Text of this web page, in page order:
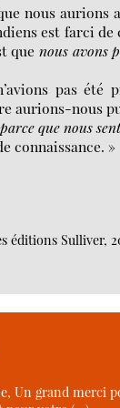
nous aurions
est farci
que nous avons
pas été
aurions-nous
parce que nous
connaissance. »
éditions Sulliver,
Un grand merci